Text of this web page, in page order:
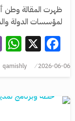
ظهرت المقالة وطن
لمؤسسات الدولة
X
2026-06-06
qamishly